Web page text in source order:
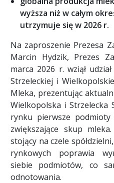
wyższa niż w całym
utrzymuje się w 2026 r.
Na zaproszenie Prezesa
Marcin Hydzik, Prezes
marca 2026 r. wziął
Strzeleckiej i
Mleka, prezentując
Wielkopolska i Strzelecka
rynku pierwsze
zwiększające skup
stojący na czele
rynkowych poprawia
siebie podmiotów, co
odnotowania.